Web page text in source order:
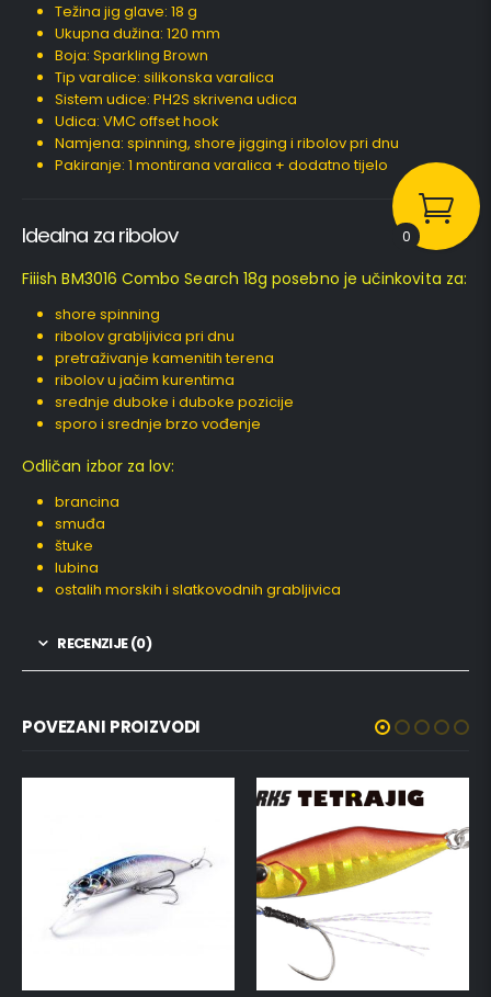
Težina jig glave: 18 g
Ukupna dužina: 120 mm
Boja: Sparkling Brown
Tip varalice: silikonska varalica
Sistem udice: PH2S skrivena udica
Udica: VMC offset hook
Namjena: spinning, shore jigging i ribolov pri dnu
Pakiranje: 1 montirana varalica + dodatno tijelo
Idealna za ribolov
Fiiish BM3016 Combo Search 18g posebno je učinkovita za:
shore spinning
ribolov grabljivica pri dnu
pretraživanje kamenitih terena
ribolov u jačim kurentima
srednje duboke i duboke pozicije
sporo i srednje brzo vođenje
Odličan izbor za lov:
brancina
smuđa
štuke
lubina
ostalih morskih i slatkovodnih grabljivica
RECENZIJE (0)
POVEZANI PROIZVODI
0